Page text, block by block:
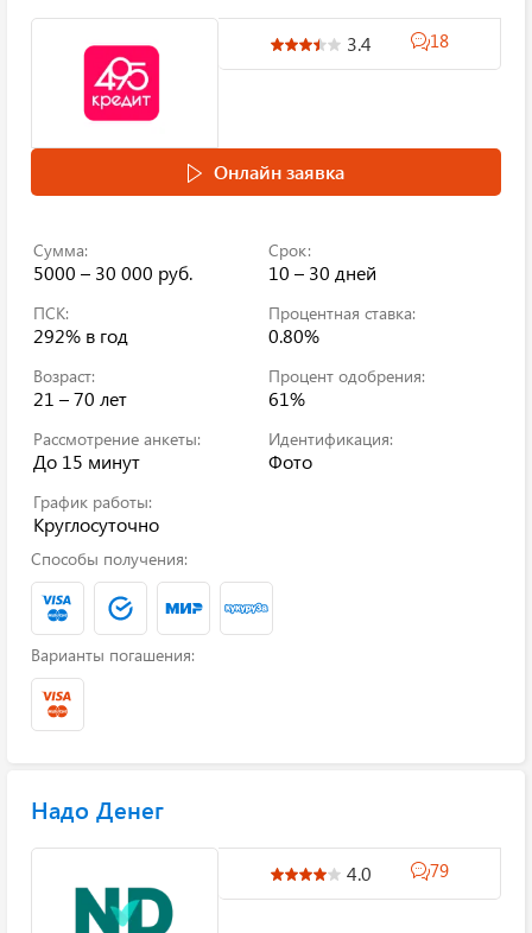
3.4 18
Онлайн заявка
Сумма:
5000 – 30 000 руб.
Срок:
10 – 30 дней
ПСК:
292% в год
Процентная ставка:
0.80%
Возраст:
21 – 70 лет
Процент одобрения:
61%
Рассмотрение анкеты:
До 15 минут
Идентификация:
Фото
График работы:
Круглосуточно
Способы получения:
Варианты погашения:
Надо Денег
4.0 79